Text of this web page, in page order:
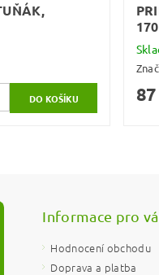
Informace pro
Hodnocení obchodu
Doprava a platba